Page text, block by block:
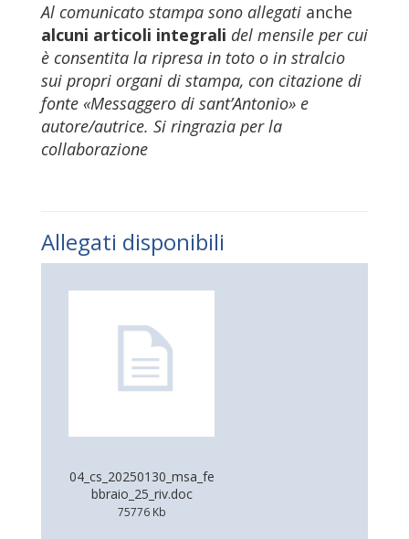
Al comunicato stampa sono allegati anche
alcuni articoli integrali del mensile per cui
è consentita la ripresa in toto o in stralcio
sui propri organi di stampa, con citazione di
fonte «Messaggero di sant’Antonio» e
autore/autrice. Si ringrazia per la
collaborazione
Allegati disponibili
04_cs_20250130_msa_fe
bbraio_25_riv.doc
75776 Kb